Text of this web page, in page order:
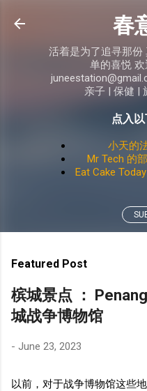
Skip to
春
活着是为了追寻那份
单的喜悦
亲子 | 保健 |
点入
小天的
Mr Tech 的
Eat Cake
Featured Post
槟城景点 ：
城战争博物馆
- June 23, 2023
以前，对于战争博物馆这些